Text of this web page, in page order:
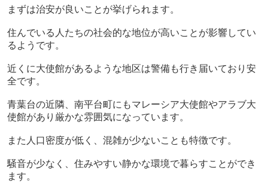
まずは治安が良いことが挙げられます。
住んでいる人たちの社会的な地位が高いことが影響してい
るようです。
近くに大使館があるような地区は警備も行き届いており安
全です。
青葉台の近隣、南平台町にもマレーシア大使館やアラブ大
使館があり厳かな雰囲気になっています。
また人口密度が低く、混雑が少ないことも特徴です。
騒音が少なく、住みやすい静かな環境で暮らすことができ
ます。